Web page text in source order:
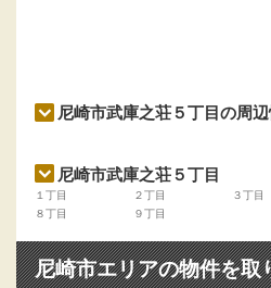
尼崎市武庫之荘５丁目の周
尼崎市武庫之荘５丁目
１丁目 ２丁目 ３丁目
８丁目
９丁目
尼崎市エリアの物件を取